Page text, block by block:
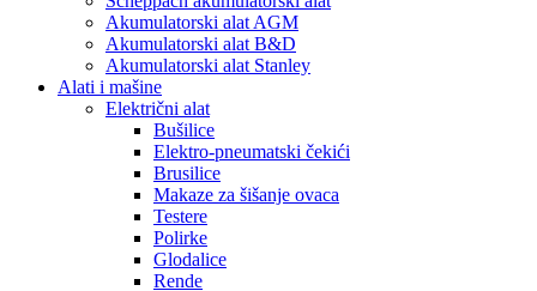
Akumulatorski alat AGM
Akumulatorski alat B&D
Akumulatorski alat Stanley
Alati i mašine
Električni alat
Bušilice
Elektro-pneumatski čekići
Brusilice
Makaze za šišanje ovaca
Testere
Polirke
Glodalice
Rende